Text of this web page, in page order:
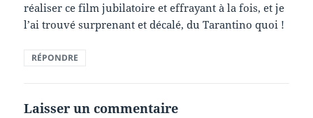
réaliser ce film jubilatoire et effrayant à la fois, et je
l’ai trouvé surprenant et décalé, du Tarantino quoi !
RÉPONDRE
Laisser un commentaire